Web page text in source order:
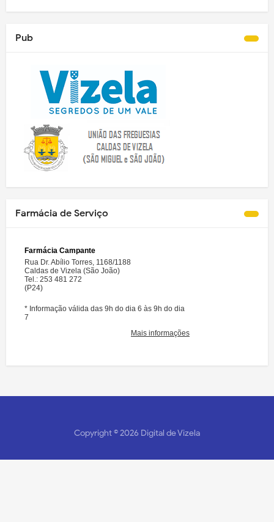
Pub
Farmácia de Serviço
Copyright ©2026 Digital de Vizela